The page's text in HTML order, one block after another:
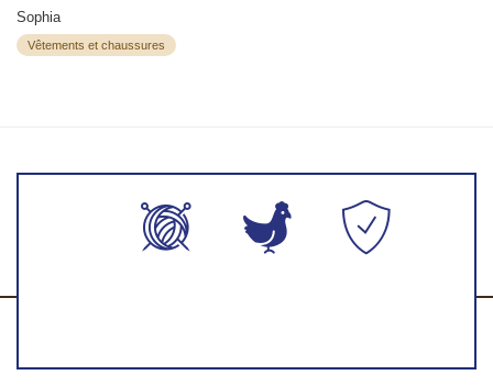
Sophia
Vêtements et chaussures